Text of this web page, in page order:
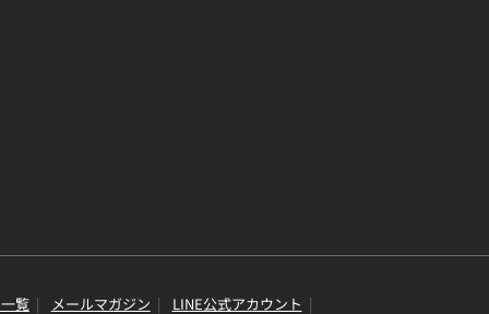
覧 メールマガジン LINE公式アカウント